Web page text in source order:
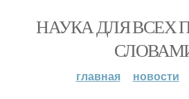
НАУКА ДЛЯ ВСЕХ
главная новости